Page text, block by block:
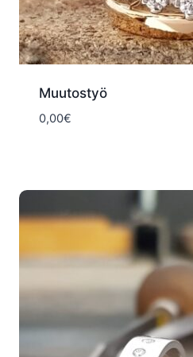
Muutostyö
0,00€